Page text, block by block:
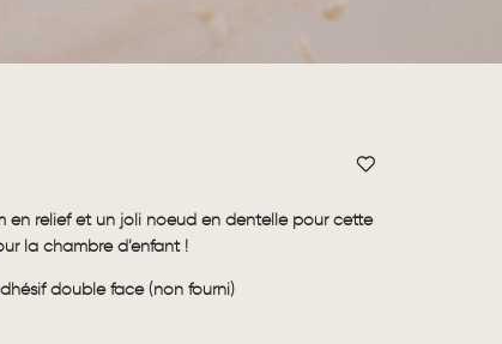
en relief et un joli noeud en dentelle pour cette
la chambre d’enfant !
double face (non fourni)